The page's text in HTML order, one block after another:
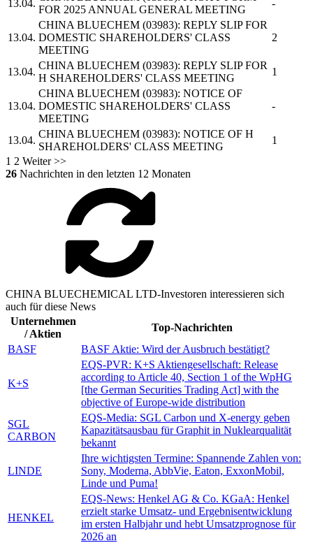
13.04.
FOR 2025 ANNUAL GENERAL MEETING
-
13.04.
CHINA BLUECHEM (03983): REPLY SLIP FOR
DOMESTIC SHAREHOLDERS' CLASS
MEETING
2
13.04.
CHINA BLUECHEM (03983): REPLY SLIP FOR
H SHAREHOLDERS' CLASS MEETING
1
13.04.
CHINA BLUECHEM (03983): NOTICE OF
DOMESTIC SHAREHOLDERS' CLASS
MEETING
-
13.04.
CHINA BLUECHEM (03983): NOTICE OF H
SHAREHOLDERS' CLASS MEETING
1
1 2 Weiter >>
26 Nachrichten in den letzten 12 Monaten
CHINA BLUECHEMICAL LTD-Investoren interessieren sich
auch für diese News
Unternehmen
/ Aktien
Top-Nachrichten
BASF
BASF Aktie: Wird der Ausbruch bestätigt?
K+S
EQS-PVR: K+S Aktiengesellschaft: Release
according to Article 40, Section 1 of the WpHG
[the German Securities Trading Act] with the
objective of Europe-wide distribution
SGL
CARBON
EQS-Media: SGL Carbon und X-energy geben
Kapazitätsausbau für Graphit in Nuklearqualität
bekannt
LINDE
Ihre wichtigsten Termine: Spannende Zahlen von:
Sony, Moderna, AbbVie, Eaton, ExxonMobil,
Linde und Puma!
HENKEL
EQS-News: Henkel AG & Co. KGaA: Henkel
erzielt starke Umsatz- und Ergebnisentwicklung
im ersten Halbjahr und hebt Umsatzprognose für
2026 an